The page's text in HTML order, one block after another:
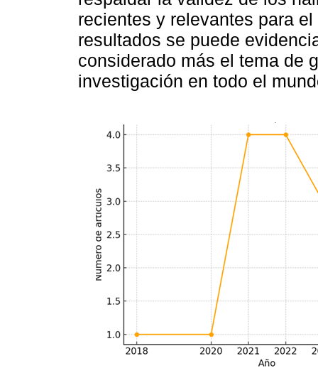
recientes y relevantes para
resultados se puede
considerado más el tema de
investigación en todo el